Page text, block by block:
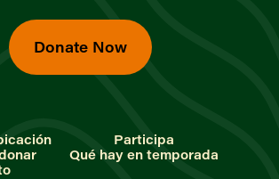
Donate Now
Participa
Qué hay en temporada